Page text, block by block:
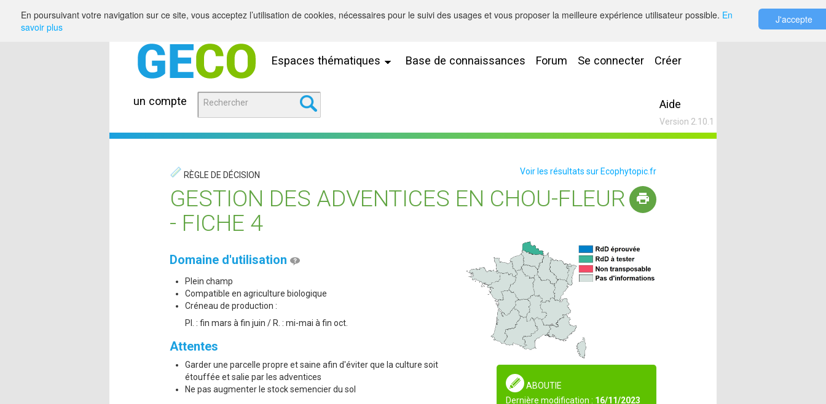
Espaces thématiques Base de connaissances Forum Se connecter Créer
un compte Aide
Version 2.10.1
RÈGLE DE DÉCISION Voir les résultats sur Ecophytopic.fr
GESTION DES ADVENTICES EN CHOU-FLEUR
- FICHE 4
Domaine d'utilisation
Plein champ
Compatible en agriculture biologique
Créneau de production :
Pl. : fin mars à fin juin / R. : mi-mai à fin oct.
Attentes
Garder une parcelle propre et saine afin d'éviter que la culture soit
étouffée et salie par les adventices
Ne pas augmenter le stock semencier du sol
ABOUTIE
Dernière modification : 16/11/2023
En poursuivant votre navigation sur ce site, vous acceptez l’utilisation de cookies, nécessaires pour le suivi des usages et vous proposer la meilleure expérience utilisateur possible. En
savoir plus
J'accepte